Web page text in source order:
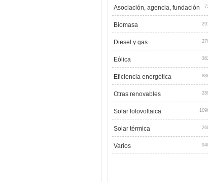
Asociación, agencia, fundación
Biomasa
Diesel y gas
Eólica
Eficiencia energética
Otras renovables
Solar fotovoltaica
Solar térmica
Varios